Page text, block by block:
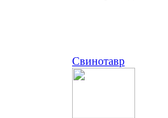
Свинотавр